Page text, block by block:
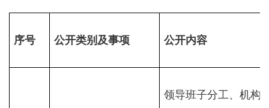
序号 公开类别及事项 公开内容
领导班子分工、机构